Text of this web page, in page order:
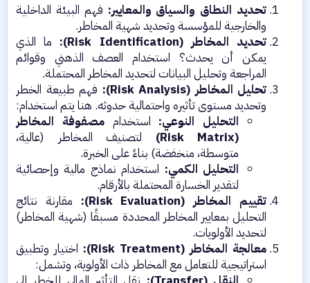
تحديد النطاق والسياق والمعايير: فهم البيئة الداخلية
والخارجية للمؤسسة وتحديد شهية المخاطر.​
تحديد المخاطر (Risk Identification):
ما الذي
يمكن أن يحدث؟ استخدام العصف الذهني وقوائم
المراجعة وتحليل البيانات لتحديد المخاطر المحتملة.​
تحليل المخاطر (Risk Analysis):
فهم طبيعة الخطر
وتحديد مستوى تأثيره واحتمالية حدوثه. هنا يتم استخدام:​
التحليل النوعي: استخداممصفوفة المخاطر
(Risk Matrix)
لتصنيف المخاطر (عالية،
متوسطة، منخفضة) بناءً على الخبرة.​
التحليل الكمي: استخدام نماذج مالية وإحصائية
لتقدير الخسارة المحتملة بالأرقام.​
تقييم المخاطر (Risk Evaluation):
مقارنة نتائج
التحليل بمعايير المخاطر المحددة مسبقًا (شهية المخاطر)
لتحديد الأولويات.​
معالجة المخاطر (Risk Treatment):
اختيار وتطبيق
استراتيجية للتعامل مع المخاطر ذات الأولوية، وتشمل:​